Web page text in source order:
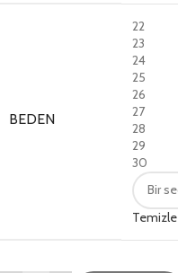
BEDEN
22
23
24
25
26
27
28
29
30
Temizle